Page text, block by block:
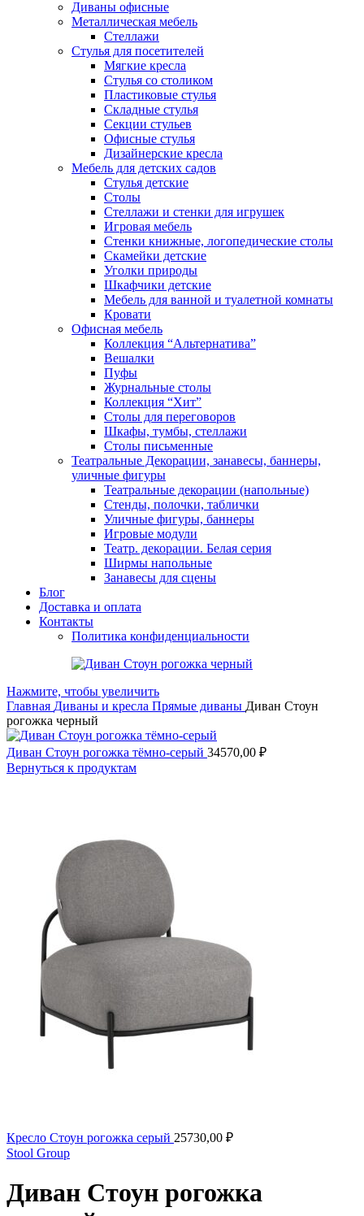
Диваны офисные
Металлическая мебель
Стеллажи
Стулья для посетителей
Мягкие кресла
Стулья со столиком
Пластиковые стулья
Складные стулья
Секции стульев
Офисные стулья
Дизайнерские кресла
Мебель для детских садов
Стулья детские
Столы
Стеллажи и стенки для игрушек
Игровая мебель
Стенки книжные, логопедические столы
Скамейки детские
Уголки природы
Шкафчики детские
Мебель для ванной и туалетной комнаты
Кровати
Офисная мебель
Коллекция “Альтернатива”
Вешалки
Пуфы
Журнальные столы
Коллекция “Хит”
Столы для переговоров
Шкафы, тумбы, стеллажи
Столы письменные
Театральные Декорации, занавесы, баннеры,
уличные фигуры
Театральные декорации (напольные)
Стенды, полочки, таблички
Уличные фигуры, баннеры
Игровые модули
Театр. декорации. Белая серия
Ширмы напольные
Занавесы для сцены
Блог
Доставка и оплата
Контакты
Политика конфиденциальности
Нажмите, чтобы увеличить
Главная Диваны и кресла Прямые диваны Диван Стоун
рогожка черный
Диван Стоун рогожка тёмно-серый 34570,00 ₽
Вернуться к продуктам
Кресло Стоун рогожка серый 25730,00 ₽
Stool Group
Диван Стоун рогожка